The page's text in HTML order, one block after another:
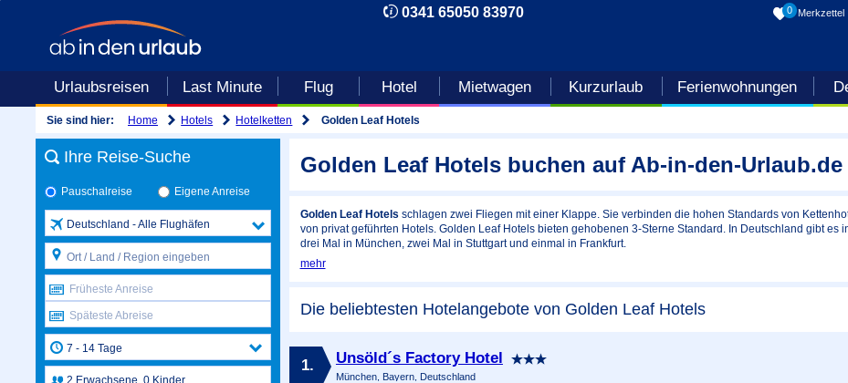
0341 65050 83970
Urlaubsreisen Last Minute Flug Hotel Mietwagen Kurzurlaub Ferienwohnungen
0 Merkzettel
Sie sind hier: Home Hotels Hotelketten Golden Leaf Hotels
Golden Leaf Hotels buchen auf Ab-in-den-Urlaub.de
Golden Leaf Hotels schlagen zwei Fliegen mit einer Klappe. Sie verbinden die hohen Standards von
von privat geführten Hotels. Golden Leaf Hotels bieten gehobenen 3-Sterne Standard. In Deutschland gibt es
drei Mal in München, zwei Mal in Stuttgart und einmal in Frankfurt.
mehr
Die beliebtesten Hotelangebote von Golden Leaf Hotels
1. Unsöld´s Factory Hotel
München, Bayern, Deutschland
Ihre Reise-Suche
Pauschalreise Eigene Anreise
Deutschland - Alle Flughäfen
Früheste Anreise
Späteste Abreise